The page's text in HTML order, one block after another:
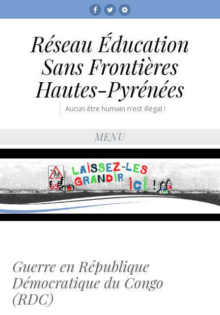
Facebook
TwitterRESF
Réseau Éducation
Sans Frontières
Hautes-Pyrénées
Aucun être humain n'est illégal !
MENU
Guerre en République
Démocratique du Congo
(RDC)